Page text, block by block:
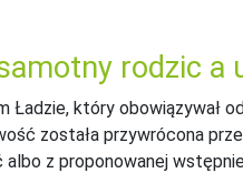
rodzic
Ładzie, który obowiązywał
została przywrócona
z proponowanej